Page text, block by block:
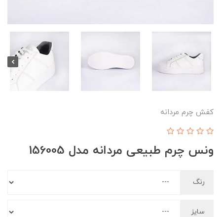
کفش چرم مردانه
ونس چرم طبیعی مردانه مدل 156005
رنگ
سایز